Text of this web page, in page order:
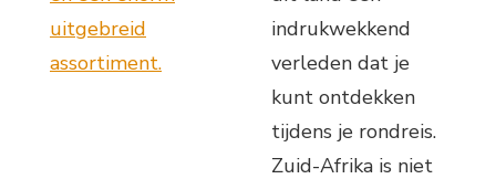
uitgebreid
assortiment.
indrukwekkend
verleden dat je
kunt ontdekken
tijdens je rondreis.
Zuid-Afrika is niet